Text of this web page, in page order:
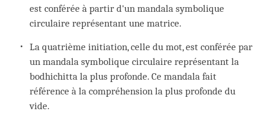
est conférée à partir d'un mandala symbolique
circulaire représentant une matrice.
La quatrième initiation, celle du mot, est conférée par
un mandala symbolique circulaire représentant la
bodhichitta la plus profonde. Ce mandala fait
référence à la compréhension la plus profonde du
vide.